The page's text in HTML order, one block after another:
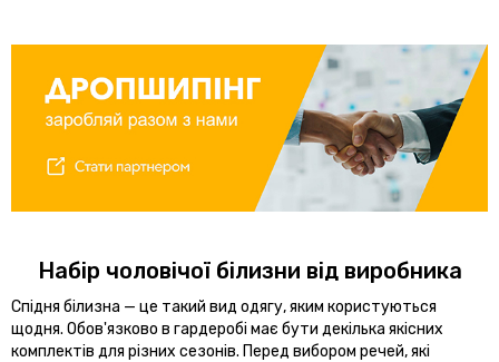
Набір чоловічої білизни від виробника
Спідня білизна — це такий вид одягу, яким користуються
щодня. Обов'язково в гардеробі має бути декілька якісних
комплектів для різних сезонів. Перед вибором речей, які